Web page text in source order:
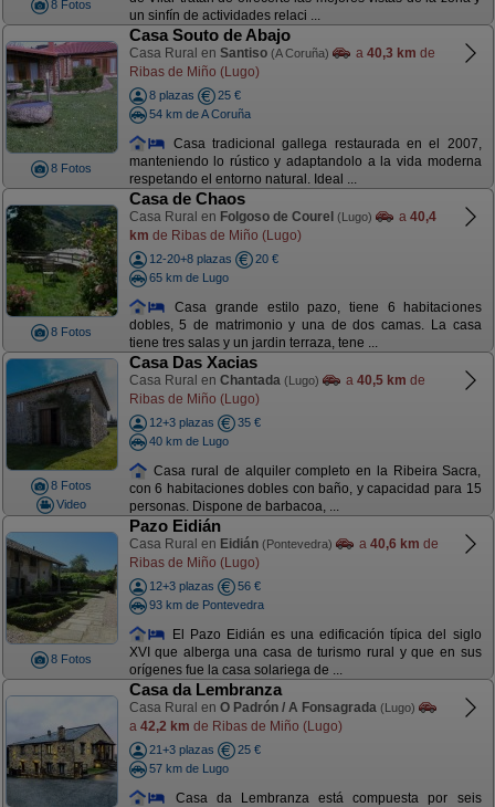
8 Fotos
un sinfín de actividades relaci ...
8 Fotos
Casa Souto de Abajo
Casa Rural en Santiso (A Coruña) a 40,3 km de
Ribas de Miño (Lugo)
8 plazas
25 €
54 km de A Coruña
Casa tradicional gallega restaurada en el 2007,
manteniendo lo rústico y adaptandolo a la vida moderna
respetando el entorno natural. Ideal ...
8 Fotos
Casa de Chaos
Casa Rural en Folgoso de Courel (Lugo) a 40,4
km de Ribas de Miño (Lugo)
12-20+8 plazas
20 €
65 km de Lugo
Casa grande estilo pazo, tiene 6 habitaciones
dobles, 5 de matrimonio y una de dos camas. La casa
tiene tres salas y un jardin terraza, tene ...
8 Fotos
Video
Casa Das Xacias
Casa Rural en Chantada (Lugo) a 40,5 km de
Ribas de Miño (Lugo)
12+3 plazas
35 €
40 km de Lugo
Casa rural de alquiler completo en la Ribeira Sacra,
con 6 habitaciones dobles con baño, y capacidad para 15
personas. Dispone de barbacoa, ...
8 Fotos
Pazo Eidián
Casa Rural en Eidián (Pontevedra) a 40,6 km de
Ribas de Miño (Lugo)
12+3 plazas
56 €
93 km de Pontevedra
El Pazo Eidián es una edificación típica del siglo
XVI que alberga una casa de turismo rural y que en sus
orígenes fue la casa solariega de ...
Casa da Lembranza
Casa Rural en O Padrón / A Fonsagrada (Lugo)
a 42,2 km de Ribas de Miño (Lugo)
21+3 plazas
25 €
57 km de Lugo
Casa da Lembranza está compuesta por seis